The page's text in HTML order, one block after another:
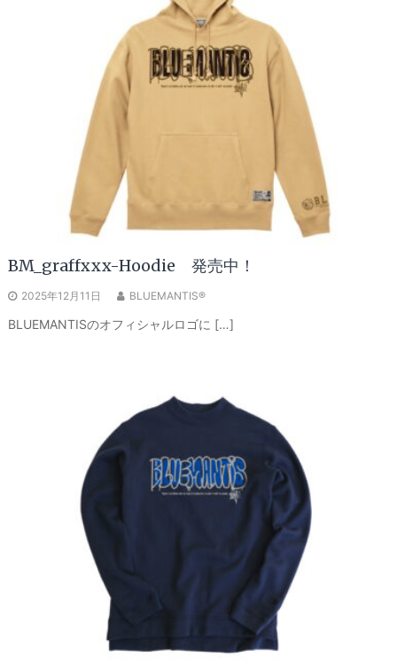
BM_graffxxx-Hoodie 発売中！
2025年12月11日 BLUEMANTIS®
BLUEMANTISのオフィシャルロゴに […]